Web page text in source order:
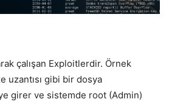
çalışan Exploitlerdir. Örnek
uzantısı gibi bir dosya
girer ve sistemde root (Admin)